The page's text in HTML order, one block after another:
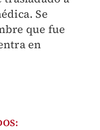
Se
que fue
en